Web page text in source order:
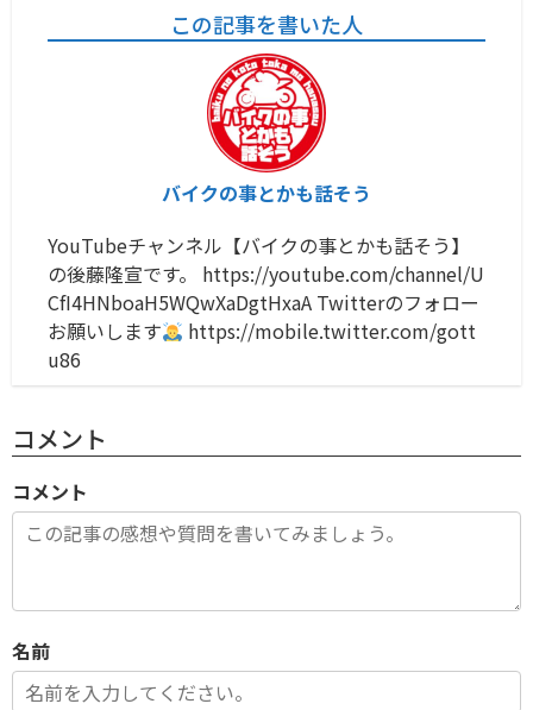
この記事を書いた人
バイクの事とかも話そう
YouTubeチャンネル【バイクの事とかも話そう】
の後藤隆宣です。 https://youtube.com/channel/U
CfI4HNboaH5WQwXaDgtHxaA Twitterのフォロー
お願いします
https://mobile.twitter.com/gott
u86
コメント
コメント
名前